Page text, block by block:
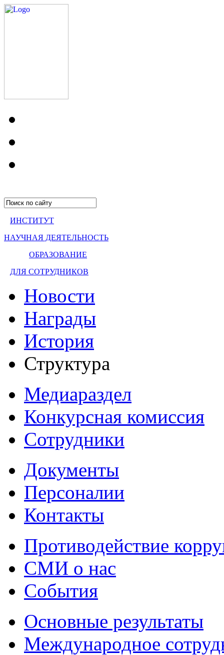
ИНСТИТУТ
НАУЧНАЯ ДЕЯТЕЛЬНОСТЬ
ОБРАЗОВАНИЕ
ДЛЯ СОТРУДНИКОВ
Новости
Награды
История
Структура
Медиараздел
Конкурсная комиссия
Сотрудники
Документы
Персоналии
Контакты
Противодействие
СМИ о нас
События
Основные результаты
Международное